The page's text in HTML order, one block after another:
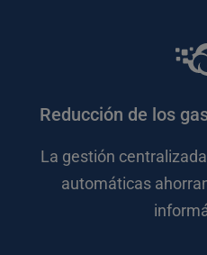
Reducción de los
La gestión
automáticas